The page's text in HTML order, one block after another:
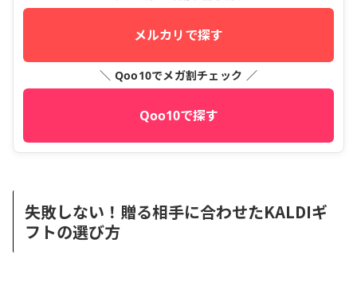
メルカリで探す
＼ Qoo10でメガ割チェック ／
Qoo10で探す
失敗しない！贈る相手に合わせたKALDIギ
フトの選び方